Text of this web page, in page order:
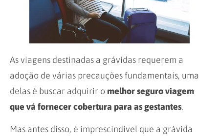
As viagens destinadas a grávidas requerem a
adoção de várias precauções fundamentais, uma
delas é buscar adquirir o melhor seguro viagem
que vá fornecer cobertura para as gestantes.
Mas antes disso, é imprescindível que a grávida